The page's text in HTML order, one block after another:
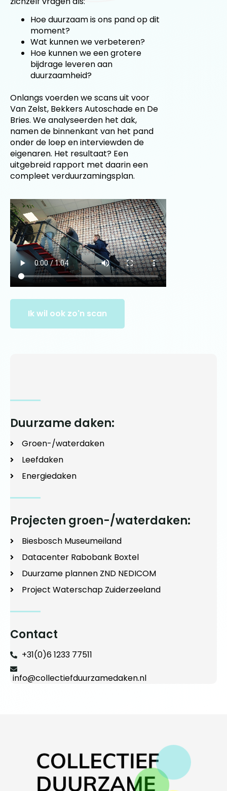
Hoe duurzaam is ons pand op dit
moment?
Wat kunnen we verbeteren?
Hoe kunnen we een grotere
bijdrage leveren aan
duurzaamheid?
Onlangs voerden we scans uit voor
Van Zelst, Bekkers Autoschade en De
Bries. We analyseerden het dak,
namen de binnenkant van het pand
onder de loep en interviewden de
eigenaren. Het resultaat? Een
uitgebreid rapport met daarin een
compleet verduurzamingsplan.
Ik wil ook zo'n scan
Duurzame daken:
Groen-/waterdaken
Leefdaken
Energiedaken
Projecten groen-/waterdaken:
Biesbosch Museumeiland
Datacenter Rabobank Boxtel
Duurzame plannen ZND NEDICOM
Project Waterschap Zuiderzeeland
Contact
+31(0)6 1233 77511
info@collectiefduurzamedaken.nl